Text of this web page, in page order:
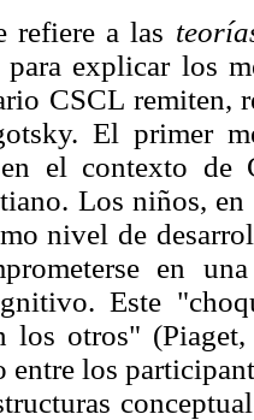
refiere a las
para explicar los
CSCL remiten,
El primer
en el contexto
Los niños,
nivel de
en
Este
los otros"
entre los